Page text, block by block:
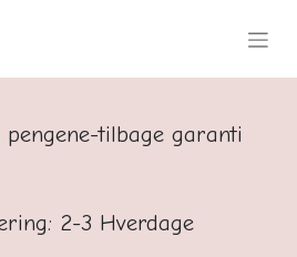
pengene-tilbage garanti
2-3 Hverdage